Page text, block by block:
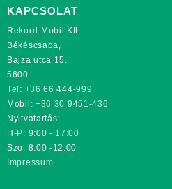
KAPCSOLAT
Rekord-Mobil Kft.
Békéscsaba,
Bajza utca 15.
5600
Tel: +36 66 444-999
Mobil: +36 30 9451-436
Nyitvatartás:
H-P: 9:00 - 17:00
Szo: 8:00 -12:00
Impressum